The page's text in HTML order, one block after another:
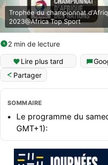
Trophée du championnat
2023@Africa Top Sport
2 min de lecture
Lire plus tard
Partager
SOMMAIRE
Le programme du
GMT+1):